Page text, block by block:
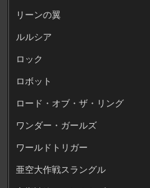
リーンの翼
ルルシア
ロック
ロボット
ロード・オブ・ザ・リング
ワンダー・ガールズ
ワールドトリガー
亜空大作戦スラングル